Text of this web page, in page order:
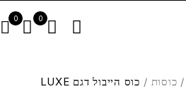
0
0
כוסות / כוס הייבול דגם LUXE